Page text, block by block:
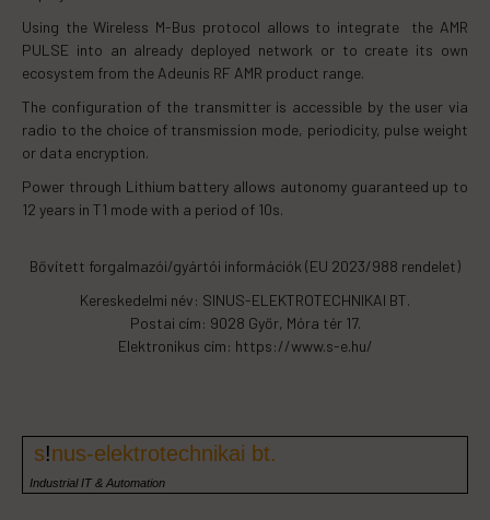
Using the Wireless M-Bus protocol allows to integrate the AMR
PULSE into an already deployed network or to create its own
ecosystem from the Adeunis RF AMR product range.
The configuration of the transmitter is accessible by the user via
radio to the choice of transmission mode, periodicity, pulse weight
or data encryption.
Power through Lithium battery allows autonomy guaranteed up to
12 years in T1 mode with a period of 10s.
Bővített forgalmazói/gyártói információk (EU 2023/988 rendelet)
Kereskedelmi név: SINUS-ELEKTROTECHNIKAI BT.
Postai cím: 9028 Győr, Móra tér 17.
Elektronikus cím: https://www.s-e.hu/
s!nus-elektrotechnikai bt.
Industrial IT & Automation